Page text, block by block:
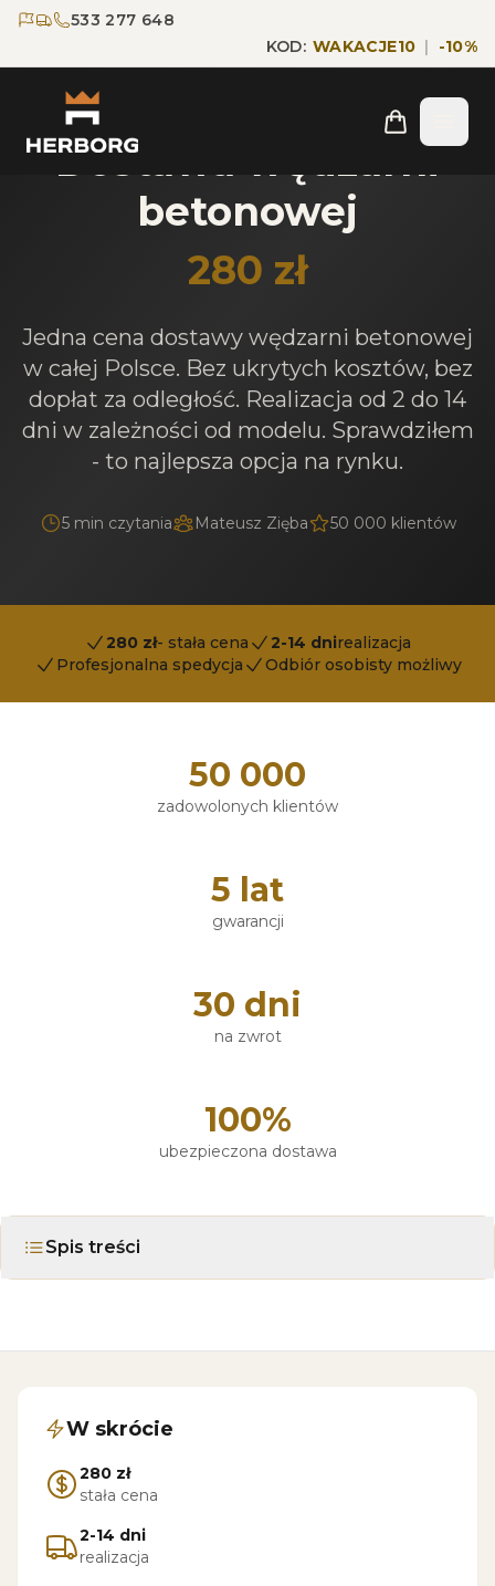
Przejdź do głównej treści
Przejdź do nawigacji
533 277 648
KOD: WAKACJE10 | -10%
Dostawa wędzarni
betonowej
280 zł
Jedna cena dostawy wędzarni betonowej
w całej Polsce. Bez ukrytych kosztów, bez
dopłat za odległość. Realizacja od 2 do 14
dni w zależności od modelu. Sprawdziłem
- to najlepsza opcja na rynku.
5 min czytania Mateusz Zięba 50 000 klientów
280 zł- stała cena 2-14 dnirealizacja
Profesjonalna spedycja
Odbiór osobisty możliwy
50 000
zadowolonych klientów
5 lat
gwarancji
30 dni
na zwrot
100%
ubezpieczona dostawa
Spis treści
W skrócie
280 zł
stała cena
2-14 dni
realizacja